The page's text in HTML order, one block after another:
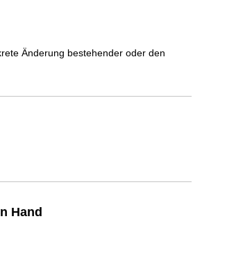
Änderung bestehender oder den
Hand